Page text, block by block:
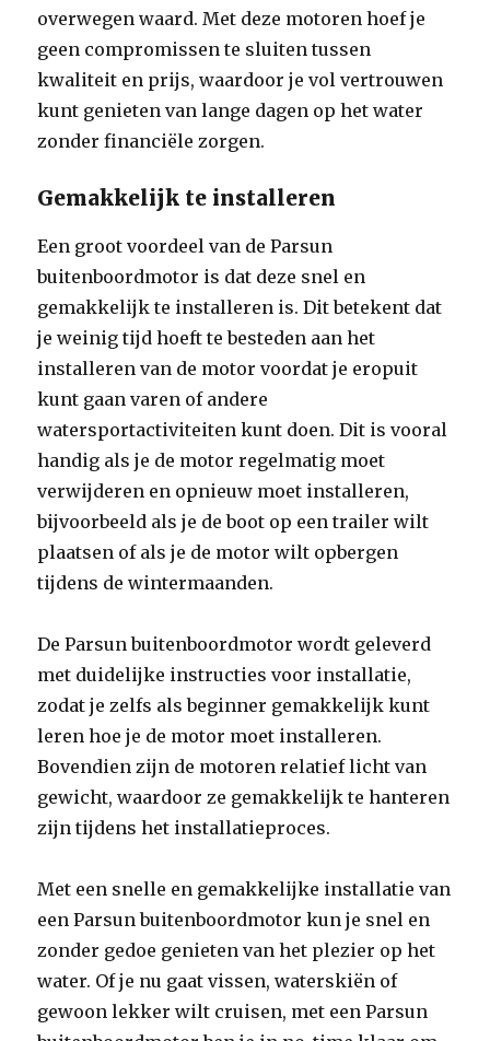
overwegen waard. Met deze motoren hoef je
geen compromissen te sluiten tussen
kwaliteit en prijs, waardoor je vol vertrouwen
kunt genieten van lange dagen op het water
zonder financiële zorgen.
Gemakkelijk te installeren
Een groot voordeel van de Parsun
buitenboordmotor is dat deze snel en
gemakkelijk te installeren is. Dit betekent dat
je weinig tijd hoeft te besteden aan het
installeren van de motor voordat je eropuit
kunt gaan varen of andere
watersportactiviteiten kunt doen. Dit is vooral
handig als je de motor regelmatig moet
verwijderen en opnieuw moet installeren,
bijvoorbeeld als je de boot op een trailer wilt
plaatsen of als je de motor wilt opbergen
tijdens de wintermaanden.
De Parsun buitenboordmotor wordt geleverd
met duidelijke instructies voor installatie,
zodat je zelfs als beginner gemakkelijk kunt
leren hoe je de motor moet installeren.
Bovendien zijn de motoren relatief licht van
gewicht, waardoor ze gemakkelijk te hanteren
zijn tijdens het installatieproces.
Met een snelle en gemakkelijke installatie van
een Parsun buitenboordmotor kun je snel en
zonder gedoe genieten van het plezier op het
water. Of je nu gaat vissen, waterskiën of
gewoon lekker wilt cruisen, met een Parsun